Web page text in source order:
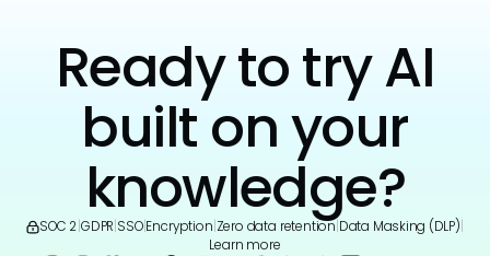
Ready to try AI
built on your
knowledge?
SOC 2 GDPR SSO|Encryption Zero data retention Data Masking (DLP)
Learn more